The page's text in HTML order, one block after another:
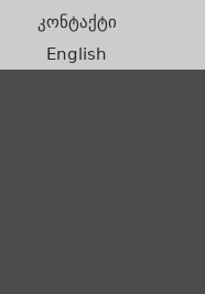
კონტაქტი
English